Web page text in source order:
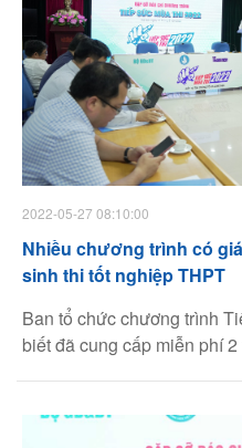
2022-05-27 08:10:00
Nhiều chương trình có
sinh thi tốt nghiệp THPT
Ban tổ chức chương trình
biết đã cung cấp miễn phí